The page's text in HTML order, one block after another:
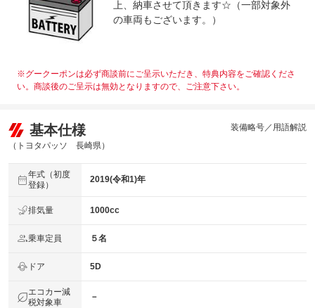
上、納車させて頂きます☆（一部対象外
の車両もございます。）
※グークーポンは必ず商談前にご呈示いただき、特典内容をご確認くださ
い。商談後のご呈示は無効となりますので、ご注意下さい。
基本仕様
（トヨタパッソ 長崎県）
装備略号／用語解説
年式（初度
登録）
2019(令和1)年
排気量 1000cc
乗車定員 ５名
ドア 5D
エコカー減
税対象車
－